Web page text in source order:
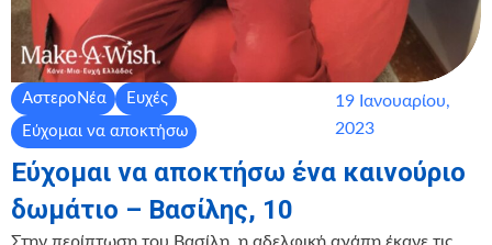
ΑστεροΝέα
Ευχές
Εύχομαι να αποκτήσω
19 Ιανουαρίου,
2023
Εύχομαι να αποκτήσω ένα καινούριο
δωμάτιο – Βασίλης, 10
Στην περίπτωση του Βασίλη, η αδελφική αγάπη έκανε τις